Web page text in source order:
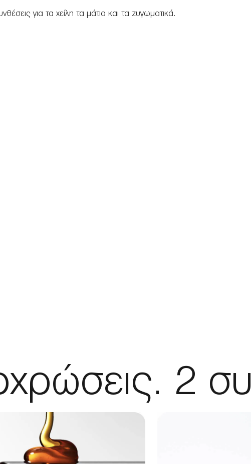
για τα χείλη τα μάτια και τα ζυγωματικά.
2